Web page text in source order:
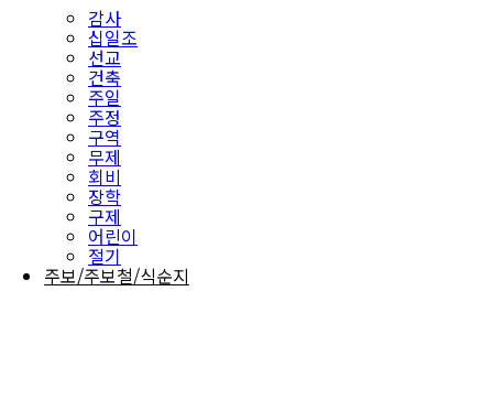
감사
십일조
선교
건축
주일
주정
구역
무제
회비
장학
구제
어린이
절기
주보/주보철/식순지